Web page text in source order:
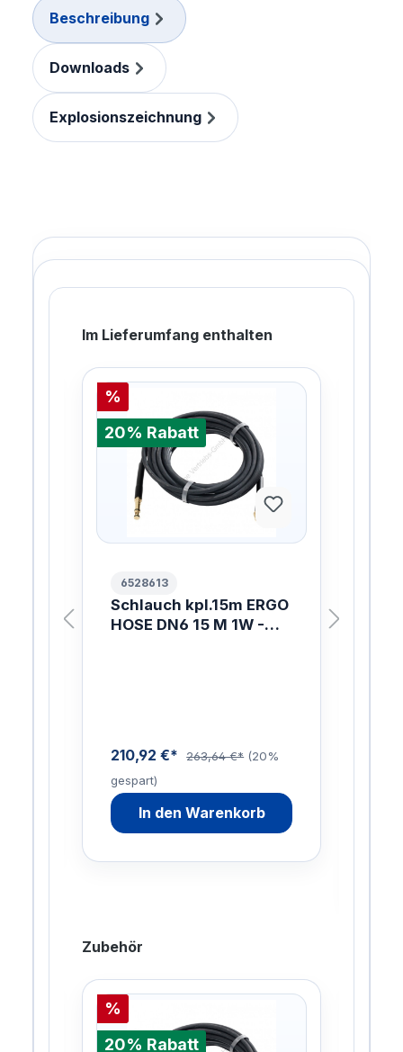
Beschreibung
Downloads
Explosionszeichnung
Im Lieferumfang enthalten
%
20% Rabatt
6528613
Schlauch kpl.15m ERGO
HOSE DN6 15 M 1W -
210,92 €* 263,64 €* (20%
gespart)
In den Warenkorb
Zubehör
%
20% Rabatt